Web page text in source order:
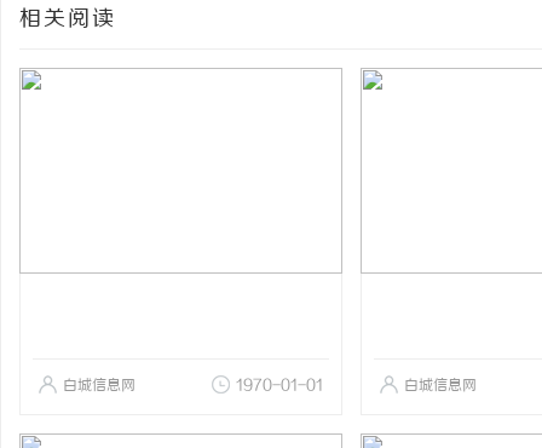
相关阅读
白城信息网 1970-01-01 白城信息网